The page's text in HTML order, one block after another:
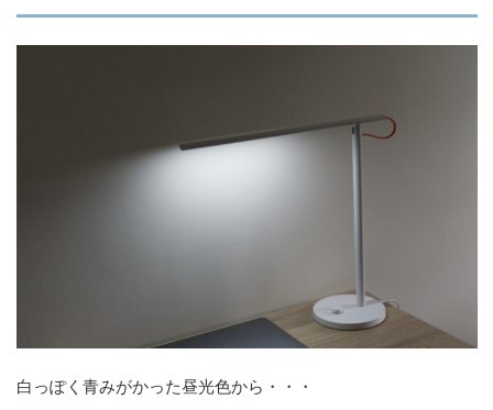
白っぽく青みがかった昼光色から・・・